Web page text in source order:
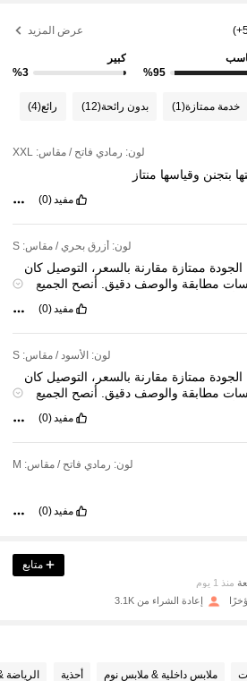
عرض المزيد
%95
كبير
%3
خدمة ممتازة(1) بدون رائحة(12) رائع(4)
لون: رمادي فاتح / مقاس: XXL
بتجنن وقياسها منتاز
مفيد (0)
لون: أزرق بحري / مقاس: S
الجودة ممتازة مقارنة بالسعر، التوصيلكان
مطابقة والوصفدقيق. أنصح الجميع
مفيد (0)
لون: الأسود / مقاس: S
الجودة ممتازة مقارنة بالسعر، التوصيلكان
مطابقة والوصفدقيق. أنصح الجميع
مفيد(0)
لون: رمادي فاتح / مقاس: M
مفيد(0)
منذ 1 يوم
متابع
إعادة الشراء من 3.1K
ملابس داخلية & ملابس نوم أحذية